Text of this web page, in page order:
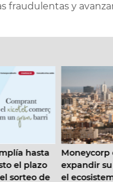
fraudulentas y
hasta
el plazo
sorteo de
Moneycorp
expandir
el